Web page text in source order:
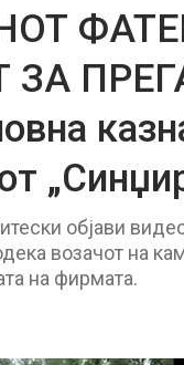
ЗА
објави
возачот на
на фирмата.